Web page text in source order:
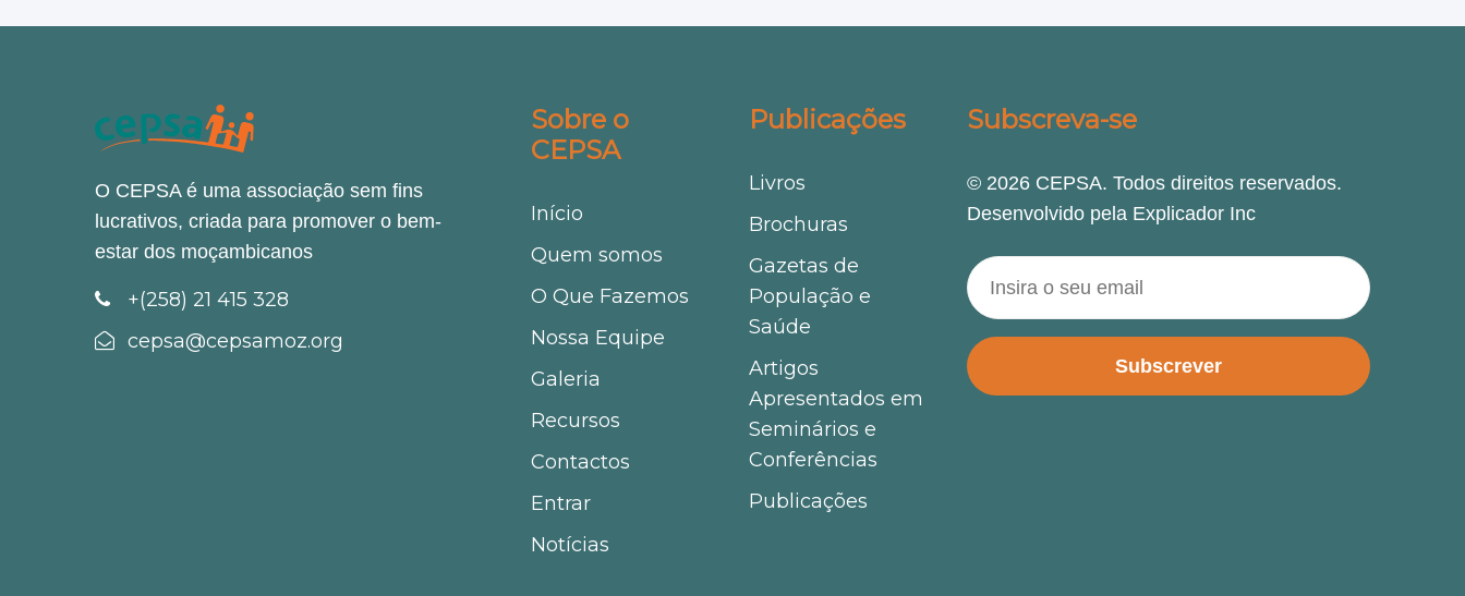
O CEPSA é uma associação sem fins
lucrativos, criada para promover o bem-
estar dos moçambicanos
+(258) 21 415 328
cepsa@cepsamoz.org
Sobre o
CEPSA
Início
Quem somos
O Que Fazemos
Nossa Equipe
Galeria
Recursos
Contactos
Entrar
Notícias
Publicações
Livros
Brochuras
Gazetas de
População e
Saúde
Artigos
Apresentados em
Seminários e
Conferências
Publicações
Subscreva-se
© 2026 CEPSA. Todos direitos reservados.
Desenvolvido pela Explicador Inc
Subscrever